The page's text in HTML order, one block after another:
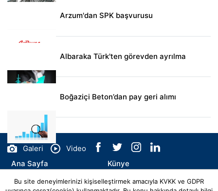
Arzum'dan SPK başvurusu
Albaraka Türk'ten görevden ayrılma
Boğaziçi Beton’dan pay geri alımı
Galeri
Video
Ana Sayfa
Künye
İletişim
Bu site deneyimlerinizi kişiselleştirmek amacıyla KVKK ve GDPR